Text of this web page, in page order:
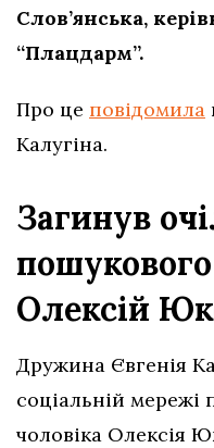
Слов’янська,
“Плацдарм”.
Про це повідомила
Калугіна.
Загинув
Олексій
Дружина Євгенія
соціальній мережі
чоловіка Олексія